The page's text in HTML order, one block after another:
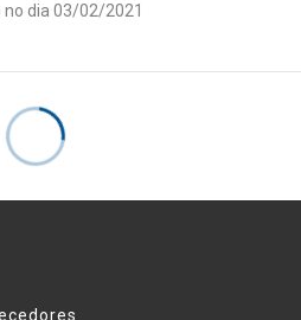
no dia 03/02/2021